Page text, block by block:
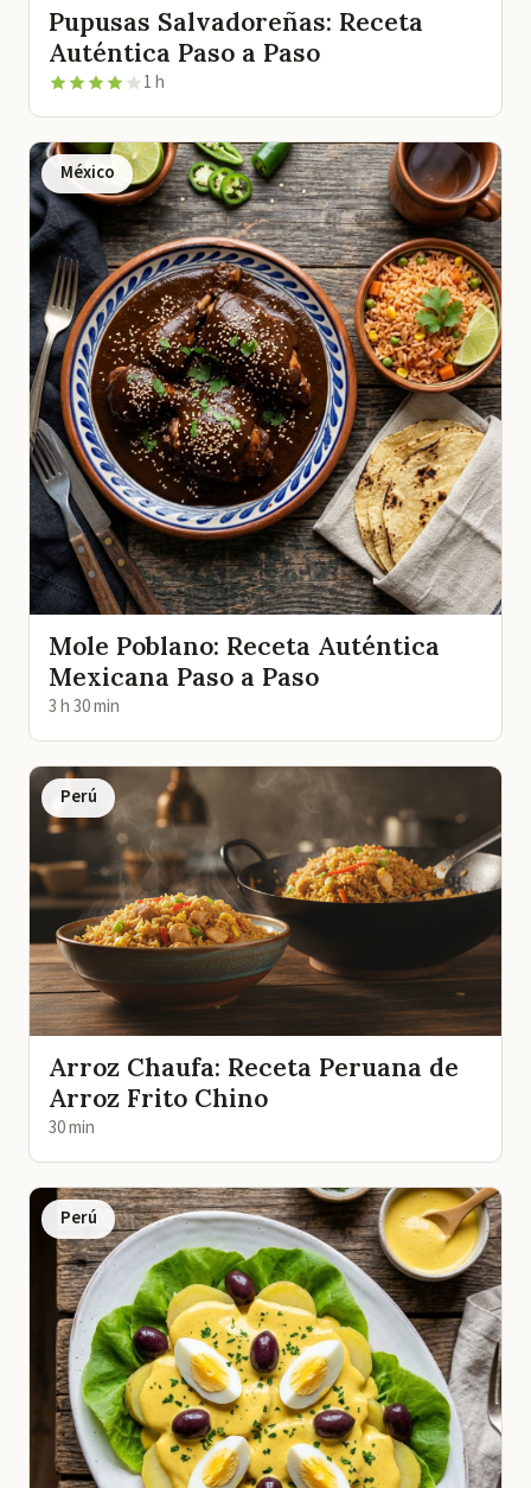
Pupusas Salvadoreñas: Receta
Auténtica Paso a Paso
1 h
México
Mole Poblano: Receta Auténtica
Mexicana Paso a Paso
3 h 30 min
Perú
Arroz Chaufa: Receta Peruana de
Arroz Frito Chino
30 min
Perú